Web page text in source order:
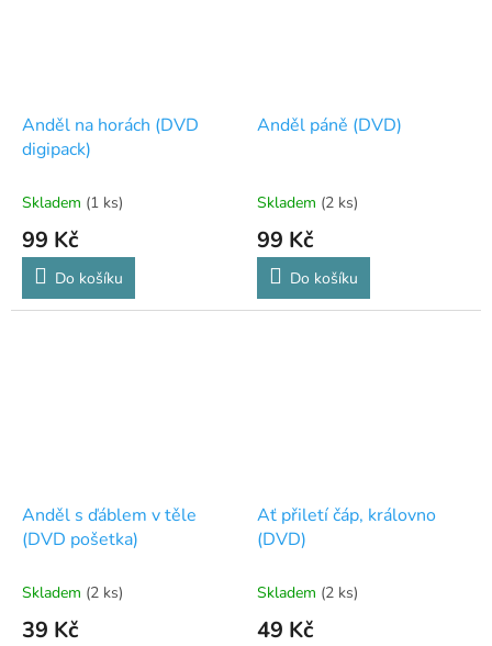
Anděl na horách (DVD
digipack)
Skladem (1 ks)
99 Kč
Do košíku
Anděl páně (DVD)
Skladem (2 ks)
99 Kč
Do košíku
Anděl s ďáblem v těle
(DVD pošetka)
Skladem (2 ks)
39 Kč
Ať přiletí čáp, královno
(DVD)
Skladem (2 ks)
49 Kč